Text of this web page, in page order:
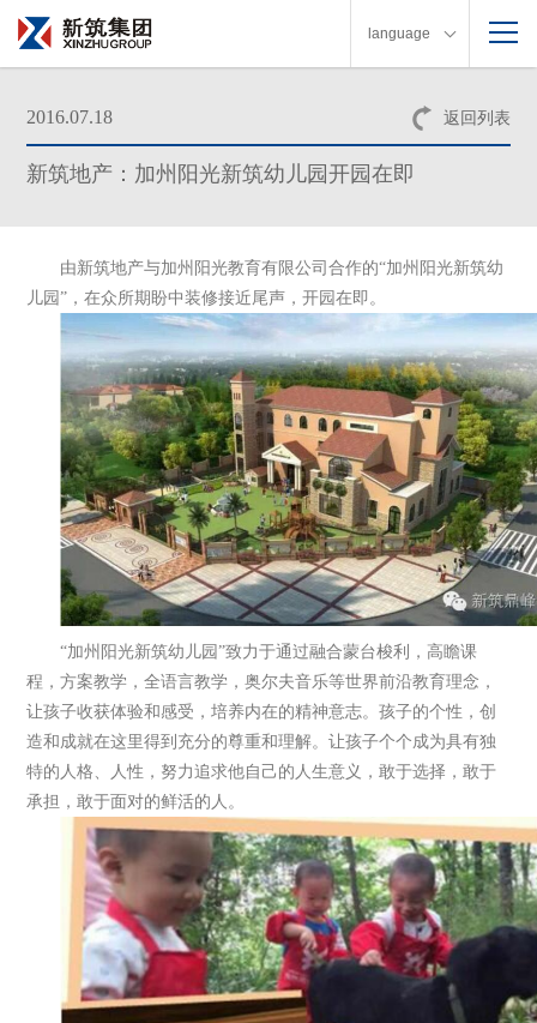
language
返回列表
2016.07.18
新筑地产：加州阳光新筑幼儿园开园在即
由新筑地产与加州阳光教育有限公司合作的“加州阳光新筑幼
儿园”，在众所期盼中装修接近尾声，开园在即。
“加州阳光新筑幼儿园”致力于通过融合蒙台梭利，高瞻课
程，方案教学，全语言教学，奥尔夫音乐等世界前沿教育理念，
让孩子收获体验和感受，培养内在的精神意志。孩子的个性，创
造和成就在这里得到充分的尊重和理解。让孩子个个成为具有独
特的人格、人性，努力追求他自己的人生意义，敢于选择，敢于
承担，敢于面对的鲜活的人。